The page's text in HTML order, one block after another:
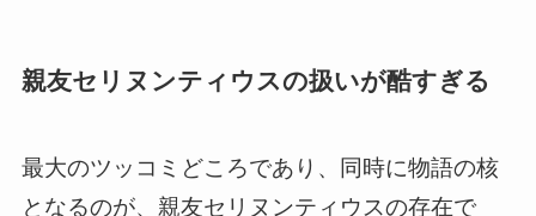
親友セリヌンティウスの扱いが酷すぎる
最大のツッコミどころであり、同時に物語の核
となるのが、親友セリヌンティウスの存在で